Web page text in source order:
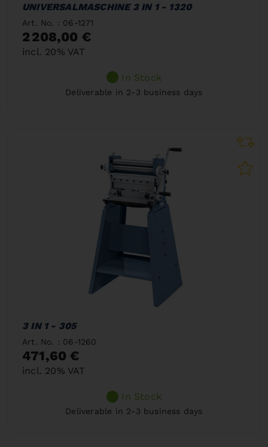
UNIVERSALMASCHINE 3 IN 1 - 1320
Art. No. : 06-1271
2 208,00 €
incl. 20% VAT
In Stock
Deliverable in 2-3 business days
3 IN 1 - 305
Art. No. : 06-1260
471,60 €
incl. 20% VAT
In Stock
Deliverable in 2-3 business days